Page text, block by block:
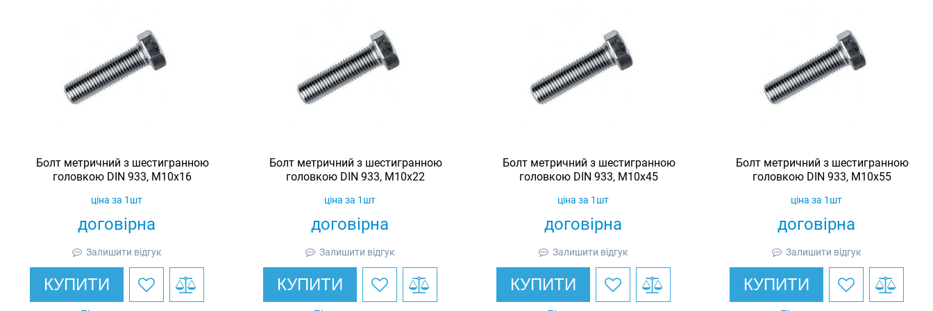
Болт метричний з шестигранною
головкою DIN 933, М10х16
договірна
ціна за 1шт
Залишити відгук
КУПИТИ
Болт метричний з шестигранною
головкою DIN 933, М10х22
договірна
ціна за 1шт
Залишити відгук
КУПИТИ
Болт метричний з шестигранною
головкою DIN 933, М10х45
договірна
ціна за 1шт
Залишити відгук
КУПИТИ
Болт метричний з шестигранною
головкою DIN 933, М10х55
договірна
ціна за 1шт
Залишити відгук
КУПИТИ